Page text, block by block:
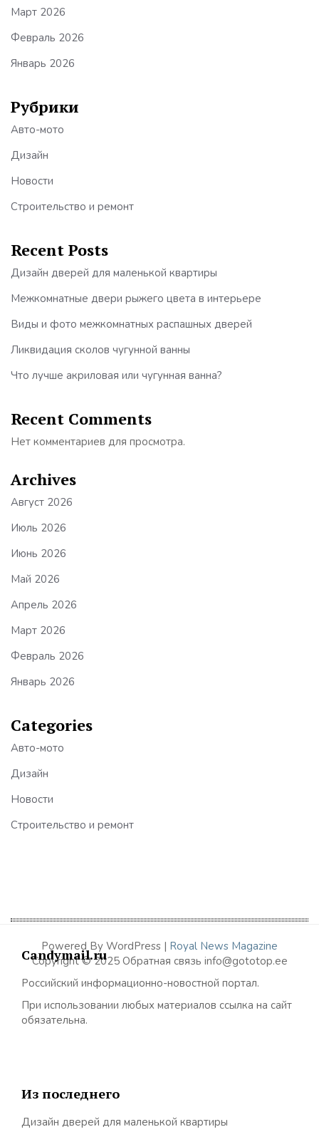
Март 2026
Февраль 2026
Январь 2026
Рубрики
Авто-мото
Дизайн
Новости
Строительство и ремонт
Recent Posts
Дизайн дверей для маленькой квартиры
Межкомнатные двери рыжего цвета в интерьере
Виды и фото межкомнатных распашных дверей
Ликвидация сколов чугунной ванны
Что лучше акриловая или чугунная ванна?
Recent Comments
Нет комментариев для просмотра.
Archives
Август 2026
Июль 2026
Июнь 2026
Май 2026
Апрель 2026
Март 2026
Февраль 2026
Январь 2026
Categories
Авто-мото
Дизайн
Новости
Строительство и ремонт
Candymail.ru
Российский информационно-новостной портал.
При использовании любых материалов ссылка на сайт
обязательна.
Из последнего
Дизайн дверей для маленькой квартиры
Powered By WordPress | Royal News Magazine
Copyright © 2025 Обратная связь info@gototop.ee